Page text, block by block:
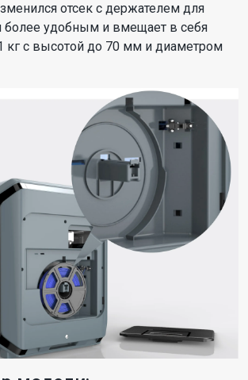
отсек с держателем для
более удобным и вмещает в себя
кг с высотой до 70 мм и диаметром